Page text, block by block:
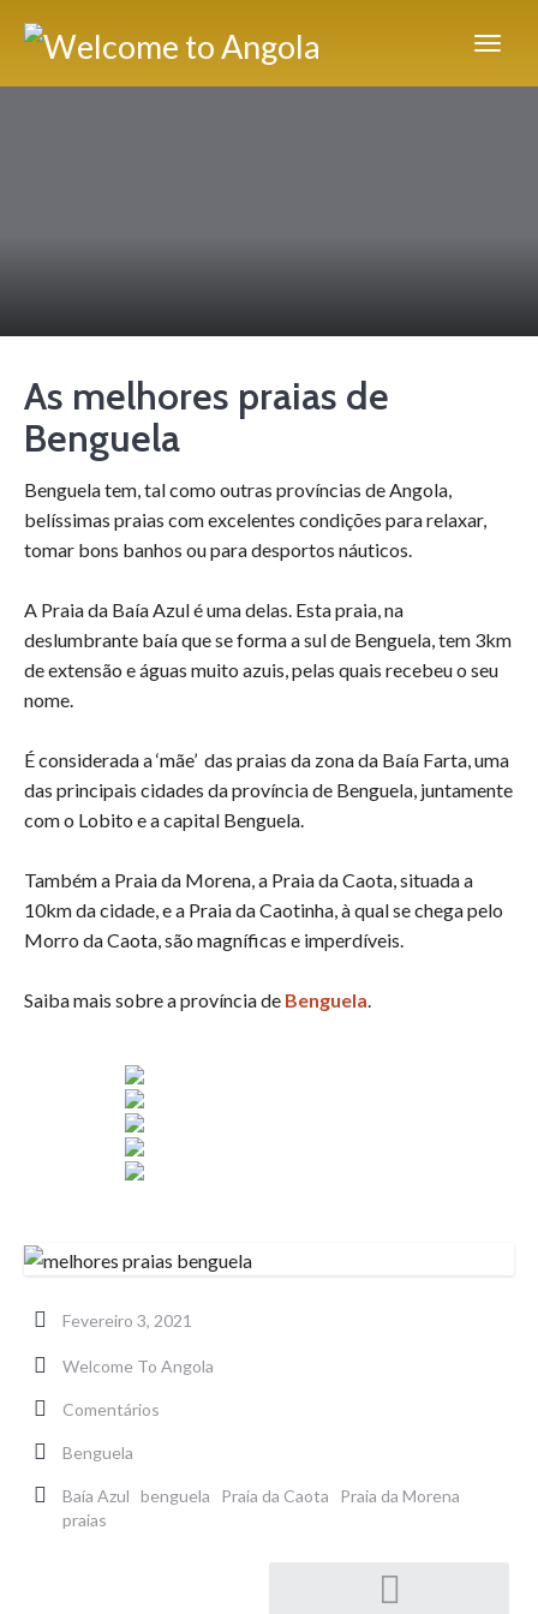
As melhores praias de
Benguela
Benguela tem, tal como outras províncias de Angola,
belíssimas praias com excelentes condições para relaxar,
tomar bons banhos ou para desportos náuticos.
A Praia da Baía Azul é uma delas. Esta praia, na
deslumbrante baía que se forma a sul de Benguela, tem 3km
de extensão e águas muito azuis, pelas quais recebeu o seu
nome.
É considerada a ‘mãe’ das praias da zona da Baía Farta, uma
das principais cidades da província de Benguela, juntamente
com o Lobito e a capital Benguela.
Também a Praia da Morena, a Praia da Caota, situada a
10km da cidade, e a Praia da Caotinha, à qual se chega pelo
Morro da Caota, são magníficas e imperdíveis.
Saiba mais sobre a província de Benguela.
Fevereiro 3, 2021
Welcome To Angola
Comentários
Benguela
Baía Azul benguela Praia da Caota
Praia da Morena
praias